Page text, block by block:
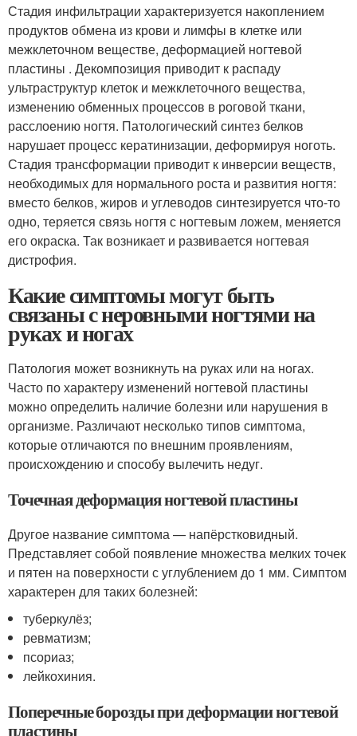
Стадия инфильтрации характеризуется накоплением
продуктов обмена из крови и лимфы в клетке или
межклеточном веществе, деформацией ногтевой
пластины . Декомпозиция приводит к распаду
ультраструктур клеток и межклеточного вещества,
изменению обменных процессов в роговой ткани,
расслоению ногтя. Патологический синтез белков
нарушает процесс кератинизации, деформируя ноготь.
Стадия трансформации приводит к инверсии веществ,
необходимых для нормального роста и развития ногтя:
вместо белков, жиров и углеводов синтезируется что-то
одно, теряется связь ногтя с ногтевым ложем, меняется
его окраска. Так возникает и развивается ногтевая
дистрофия.
Какие симптомы могут быть
связаны с неровными ногтями на
руках и ногах
Патология может возникнуть на руках или на ногах.
Часто по характеру изменений ногтевой пластины
можно определить наличие болезни или нарушения в
организме. Различают несколько типов симптома,
которые отличаются по внешним проявлениям,
происхождению и способу вылечить недуг.
Точечная деформация ногтевой пластины
Другое название симптома — напёрстковидный.
Представляет собой появление множества мелких точек
и пятен на поверхности с углублением до 1 мм. Симптом
характерен для таких болезней:
туберкулёз;
ревматизм;
псориаз;
лейкохиния.
Поперечные борозды при деформации ногтевой
пластины